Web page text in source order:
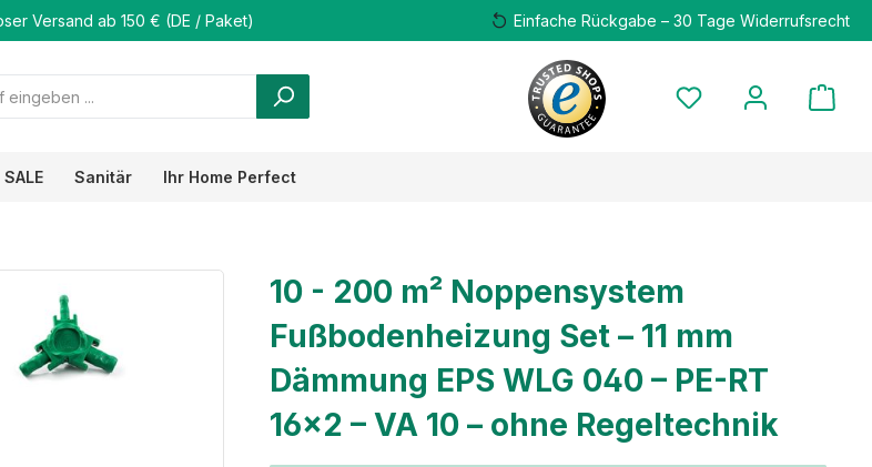
Versand ab 150 € (DE / Paket) Einfache Rückgabe – 30 Tage Widerrufsrecht
SALE Sanitär Ihr Home Perfect
10 - 200 m² Noppensystem
Fußbodenheizung Set – 11 mm
Dämmung EPS WLG 040 – PE-RT
16×2 – VA 10 – ohne Regeltechnik